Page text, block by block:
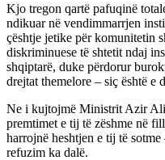
Kjo tregon qartë pafuqinë
ndikuar në vendimmarrjen
çështje jetike për komunitetin
diskriminuese të shtetit ndaj
shqiptarë, duke përdorur
drejtat themelore – siç është e
Ne i kujtojmë Ministrit Azir
premtimet e tij të zëshme në
harrojnë heshtjen e tij të
refuzim ka dalë.